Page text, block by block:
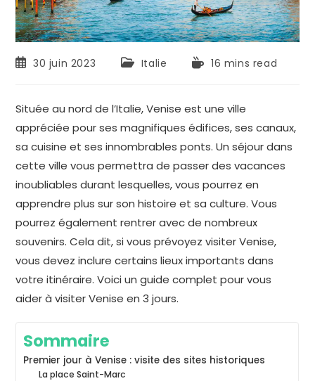
30 juin 2023 Italie 16 mins read
Située au nord de l’Italie, Venise est une ville
appréciée pour ses magnifiques édifices, ses canaux,
sa cuisine et ses innombrables ponts. Un séjour dans
cette ville vous permettra de passer des vacances
inoubliables durant lesquelles, vous pourrez en
apprendre plus sur son histoire et sa culture. Vous
pourrez également rentrer avec de nombreux
souvenirs. Cela dit, si vous prévoyez visiter Venise,
vous devez inclure certains lieux importants dans
votre itinéraire. Voici un guide complet pour vous
aider à visiter Venise en 3 jours.
Sommaire
Premier jour à Venise : visite des sites historiques
La place Saint-Marc